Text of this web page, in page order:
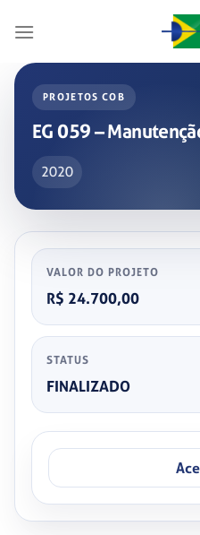
PROJETOS COB
EG 059 –
2020
VALOR DO PROJETO
R$ 24.700,00
STATUS
FINALIZADO